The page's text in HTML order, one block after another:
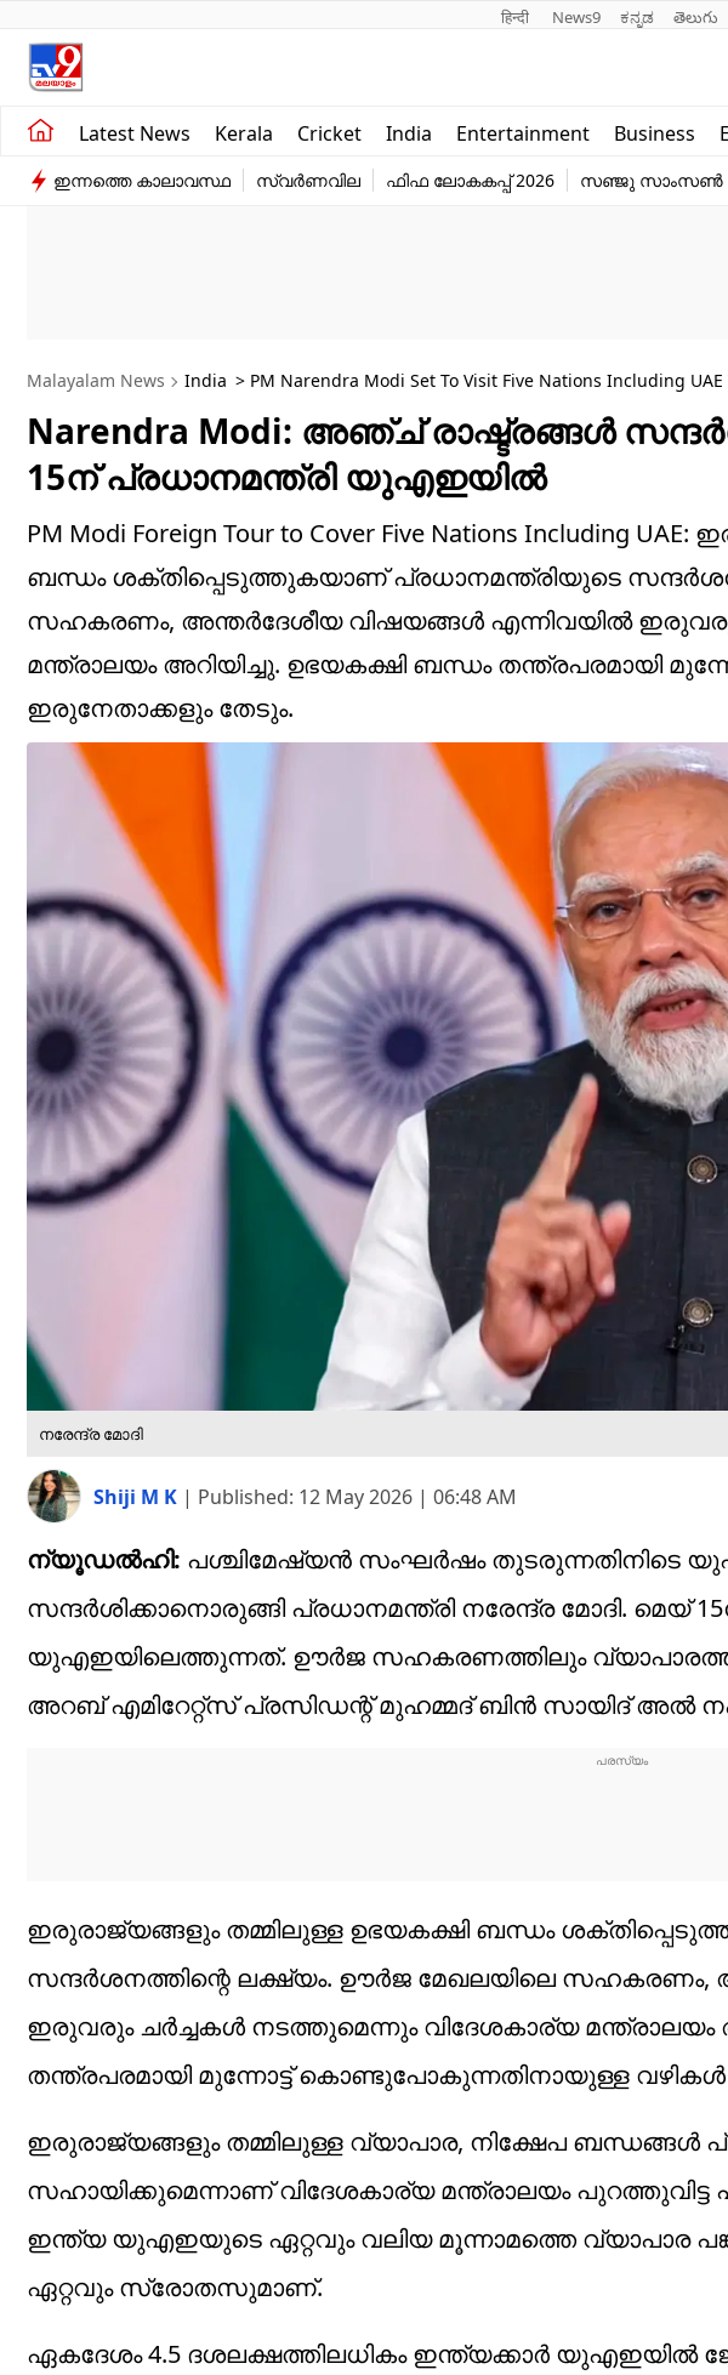
हिन्दी News9 ಕನ್ನಡ తెలుగు
Latest News Kerala Cricket India Entertainment Business
Kerala
India
Education
world
ഇന്നത്തെ കാലാവസ്ഥ സ്വർണവില ഫിഫ ലോകകപ്പ് 2026 സഞ്ജു സാംസൺ
Malayalam News India > PM Narendra Modi Set To Visit Five Nations Including
Narendra Modi: അഞ്ച് രാഷ്ട്രങ്ങള്‍
15ന് പ്രധാനമന്ത്രി യുഎഇയില്‍
PM Modi Foreign Tour to Cover Five Nations Including
ബന്ധം ശക്തിപ്പെടുത്തുകയാണ് പ്രധാനമന്ത്രിയുടെ
സഹകരണം, അന്തര്‍ദേശീയ വിഷയങ്ങള്‍ എന്നിവയില്‍
മന്ത്രാലയം അറിയിച്ചു. ഉഭയകക്ഷി ബന്ധം തന്ത്രപരമായി
ഇരുനേതാക്കളും തേടും.
നരേന്ദ്ര മോദി
Shiji M K | Published: 12 May 2026 | 06:48 AM
ന്യൂഡല്‍ഹി: പശ്ചിമേഷ്യന്‍ സംഘര്‍ഷം തുടരുന്നതിനിടെ
സന്ദര്‍ശിക്കാനൊരുങ്ങി പ്രധാനമന്ത്രി നരേന്ദ്ര മോദി. മെയ്
യുഎഇയിലെത്തുന്നത്. ഊര്‍ജ സഹകരണത്തിലും
അറബ് എമിറേറ്റ്‌സ് പ്രസിഡന്റ് മുഹമ്മദ് ബിന്‍ സായിദ് അല്‍
ഇരുരാജ്യങ്ങളും തമ്മിലുള്ള ഉഭയകക്ഷി ബന്ധം
സന്ദര്‍ശനത്തിന്റെ ലക്ഷ്യം. ഊര്‍ജ മേഖലയിലെ സഹകരണം,
ഇരുവരും ചര്‍ച്ചകള്‍ നടത്തുമെന്നും വിദേശകാര്യ മന്ത്രാലയം
തന്ത്രപരമായി മുന്നോട്ട് കൊണ്ടുപോകുന്നതിനായുള്ള
ഇരുരാജ്യങ്ങളും തമ്മിലുള്ള വ്യാപാര, നിക്ഷേപ ബന്ധങ്ങള്‍
സഹായിക്കുമെന്നാണ് വിദേശകാര്യ മന്ത്രാലയം
ഇന്ത്യ യുഎഇയുടെ ഏറ്റവും വലിയ മൂന്നാമത്തെ വ്യാപാര
ഏറ്റവും സ്രോതസുമാണ്.
ഏകദേശം 4.5 ദശലക്ഷത്തിലധികം ഇന്ത്യക്കാര്‍